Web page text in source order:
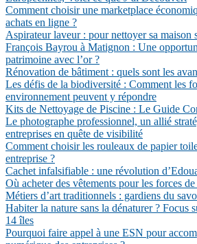
Comment choisir une marketplace
achats en ligne ?
Aspirateur laveur : pour nettoyer sa maison
François Bayrou à Matignon : Une
patrimoine avec l’or ?
Rénovation de bâtiment : quels sont les
Les défis de la biodiversité : Comment les
environnement peuvent y répondre
Kits de Nettoyage de Piscine : Le Guide
Le photographe professionnel, un allié
entreprises en quête de visibilité
Comment choisir les rouleaux de papier
entreprise ?
Cachet infalsifiable : une révolution
Où acheter des vêtements pour les forces
Métiers d’art traditionnels : gardiens du
Habiter la nature sans la dénaturer ? Focus
14 îles
Pourquoi faire appel à une ESN pour